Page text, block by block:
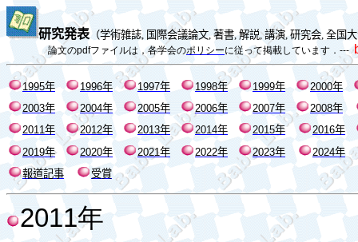
研究発表（学術雑誌, 国際会議論文,著書,解説,講演,研究会, 全国
論文のpdfファイルは，各学会のポリシーに従って掲載しています． ---
1995年 1996年 1997年 1998年 1999年 2000年
2003年 2004年 2005年 2006年 2007年 2008年
2011年 2012年 2013年 2014年 2015年 2016年
2019年 2020年 2021年 2022年 2023年 2024年
報道記事
受賞
2011年